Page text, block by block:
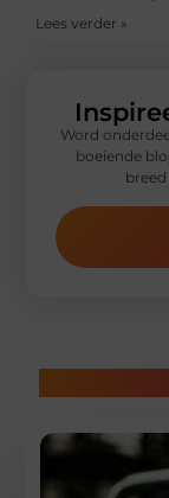
Lees verder »
Word
boeiende